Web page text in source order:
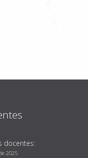
docentes:
2025